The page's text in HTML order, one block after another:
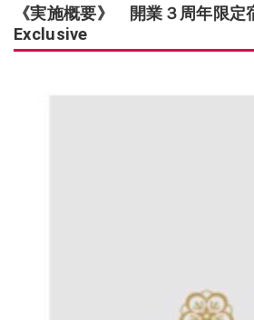
《実施概要》 開業３周年限
Exclusive